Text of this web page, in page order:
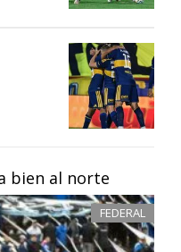
bien al norte
FEDERAL